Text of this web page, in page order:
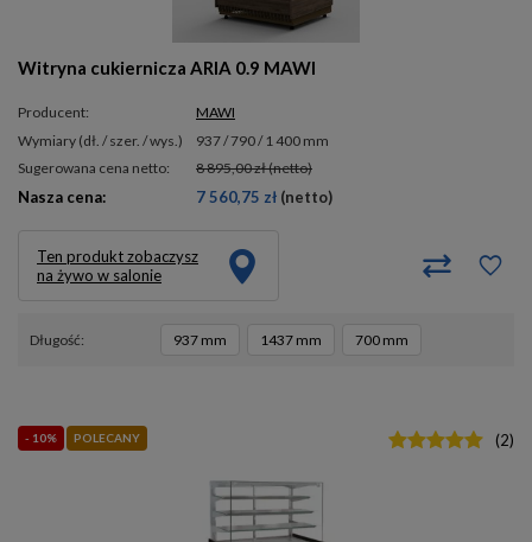
Witryna cukiernicza ARIA 0.9 MAWI
Producent:
MAWI
wymiary (dł. / szer. / wys.)
937 / 790 / 1 400 mm
Sugerowana cena netto:
8 895,00 zł(netto)
Nasza cena: 7 560,75 zł (netto)
Ten produkt zobaczysz
na żywo w salonie
długość 937 mm 1437 mm 700 mm
- 10% POLECANY (2)